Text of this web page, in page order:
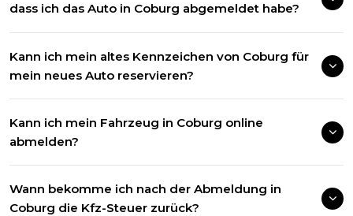
dass ich das Auto in Coburg abgemeldet habe?
Kann ich mein altes Kennzeichen von Coburg für
mein neues Auto reservieren?
Kann ich mein Fahrzeug in Coburg online
abmelden?
Wann bekomme ich nach der Abmeldung in
Coburg die Kfz-Steuer zurück?